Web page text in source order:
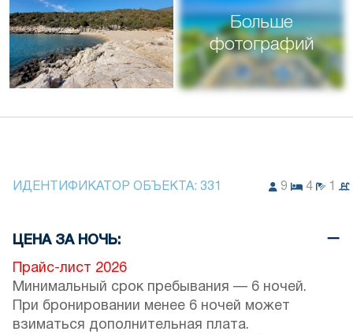
Больше
фотографий
ИДЕНТИФИКАТОР ОБЪЕКТА: 331 9 4 1
ЦЕНА ЗА НОЧЬ:
Прайс-лист 2026
Минимальный срок пребывания — 6 ночей.
При бронировании менее 6 ночей может
взиматься дополнительная плата.